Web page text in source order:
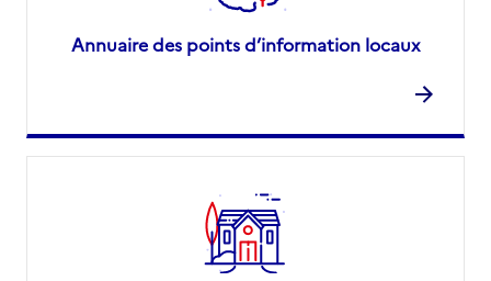
Annuaire des points d’information locaux